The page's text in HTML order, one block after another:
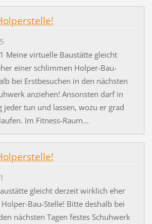
Meine virtuelle Baustätte gleicht
einer schlimmen Holper-Bau-
bei Erstbesuchen in den nächsten
anziehen! Ansonsten darf in
jeder tun und lassen, wozu er grad
Im Fitness-Raum...
gleicht derzeit wirklich eher
Bau-Stelle! Bitte deshalb bei
nächsten Tagen festes Schuhwerk